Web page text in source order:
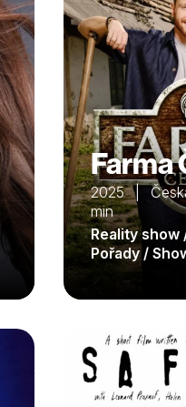
Farma
2025 |
min
Reality show
Pořady /